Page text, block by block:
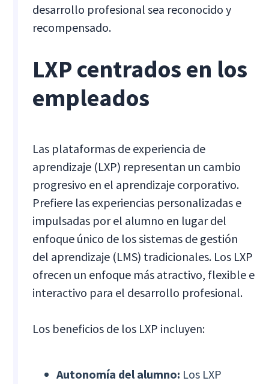
desarrollo profesional sea reconocido y
recompensado.
LXP centrados en los
empleados
Las plataformas de experiencia de
aprendizaje (LXP) representan un cambio
progresivo en el aprendizaje corporativo.
Prefiere las experiencias personalizadas e
impulsadas por el alumno en lugar del
enfoque único de los sistemas de gestión
del aprendizaje (LMS) tradicionales. Los LXP
ofrecen un enfoque más atractivo, flexible e
interactivo para el desarrollo profesional.
Los beneficios de los LXP incluyen:
Autonomía del alumno: Los LXP